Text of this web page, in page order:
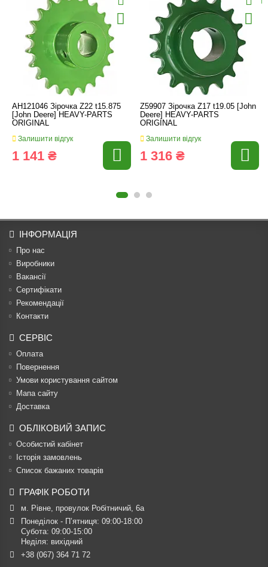
AH121046 Зірочка Z22 t15.875
[John Deere] HEAVY-PARTS
ORIGINAL
Залишити відгук
1 141 ₴
Z59907 Зірочка Z17 t19.05 [John
Deere] HEAVY-PARTS
ORIGINAL
Залишити відгук
1 316 ₴
ІНФОРМАЦІЯ
Про нас
Виробники
Вакансії
Сертифікати
Рекомендації
Контакти
СЕРВІС
Оплата
Повернення
Умови користування сайтом
Мапа сайту
Доставка
ОБЛІКОВИЙ ЗАПИС
Особистий кабінет
Історія замовлень
Список бажаних товарів
ГРАФІК РОБОТИ
м. Рівне, провулок Робітничий, 6а
Понеділок - П’ятниця: 09:00-18:00
Субота: 09:00-15:00
Неділя: вихідний
+38 (067) 364 71 72